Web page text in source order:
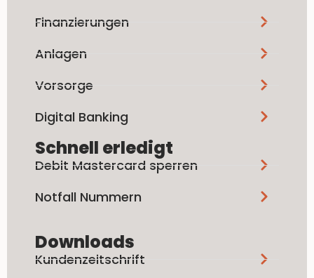
Finanzierungen
Anlagen
Vorsorge
Digital Banking
Schnell erledigt
Debit Mastercard sperren
Notfall Nummern
Downloads
Kundenzeitschrift